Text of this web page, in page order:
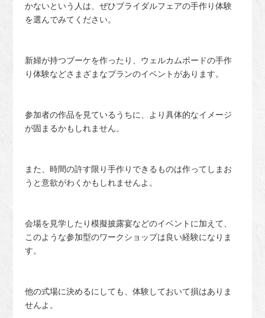
かないという人は、ぜひブライダルフェアの手作り体験
を選んでみてください。
新婦が持つブーケを作ったり、ウェルカムボードの手作
り体験などさまざまなプランのイベントがあります。
参加者の作品を見ているうちに、より具体的なイメージ
が固まるかもしれません。
また、時間の許す限り手作りできるものは作ってしまお
うと意欲がわくかもしれませんよ。
会場を見学したり模擬披露宴などのイベントに加えて、
このような参加型のワークショップは良い経験になりま
す。
他の式場に決めるにしても、体験しておいて損はありま
せんよ。